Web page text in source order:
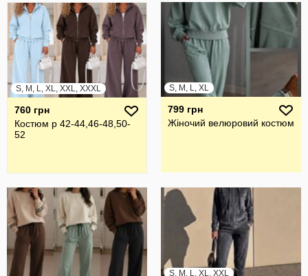
S, M, L, XL, XXL, XXXL
760 грн
Костюм р 42-44,46-48,50-
52
S, M, L, XL
799 грн
Жіночий велюровий костюм
S, M, L, XL, XXL